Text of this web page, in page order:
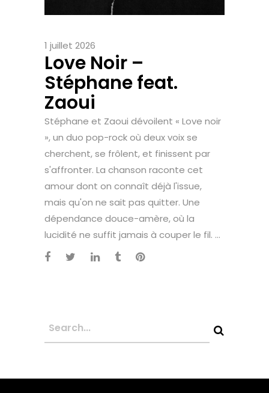
1 juillet 2026
Love Noir –
Stéphane feat.
Zaoui
Stéphane et Zaoui dévoilent « Love noir
», un duo pop-rock où deux voix se
cherchent, se frôlent, et finissent par
s'affronter. La chanson raconte cet
amour dont on connaît déjà l'issue,
mais qu'on ne sait pas quitter. Une
dépendance douce-amère, où la
lucidité ne suffit jamais à couper le fil. ...